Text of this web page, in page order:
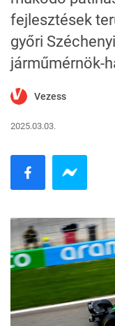
fejlesztések
győri
járműmérnök-
Vezess
2025.03.03.